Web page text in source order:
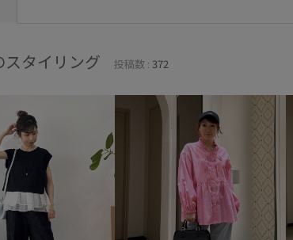
スタイリング 投稿数 : 372